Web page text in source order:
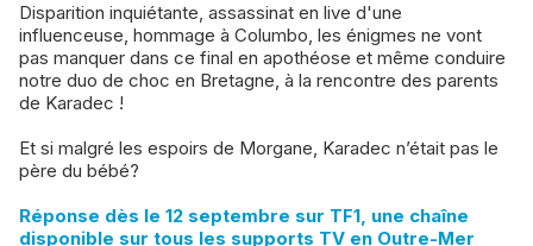
Disparition inquiétante, assassinat en live d'une
influenceuse, hommage à Columbo, les énigmes ne vont
pas manquer dans ce final en apothéose et même conduire
notre duo de choc en Bretagne, à la rencontre des parents
de Karadec !
Et si malgré les espoirs de Morgane, Karadec n’était pas le
père du bébé?
Réponse dès le 12 septembre sur TF1, une chaîne
disponible sur tous les supports TV en Outre-Mer